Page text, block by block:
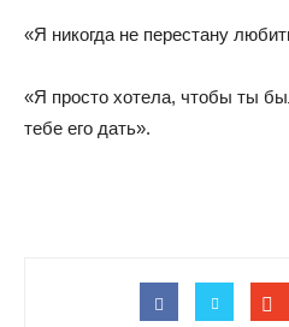
«Я никогда не перестану
«Я просто хотела, чтобы ты
тебе его дать».